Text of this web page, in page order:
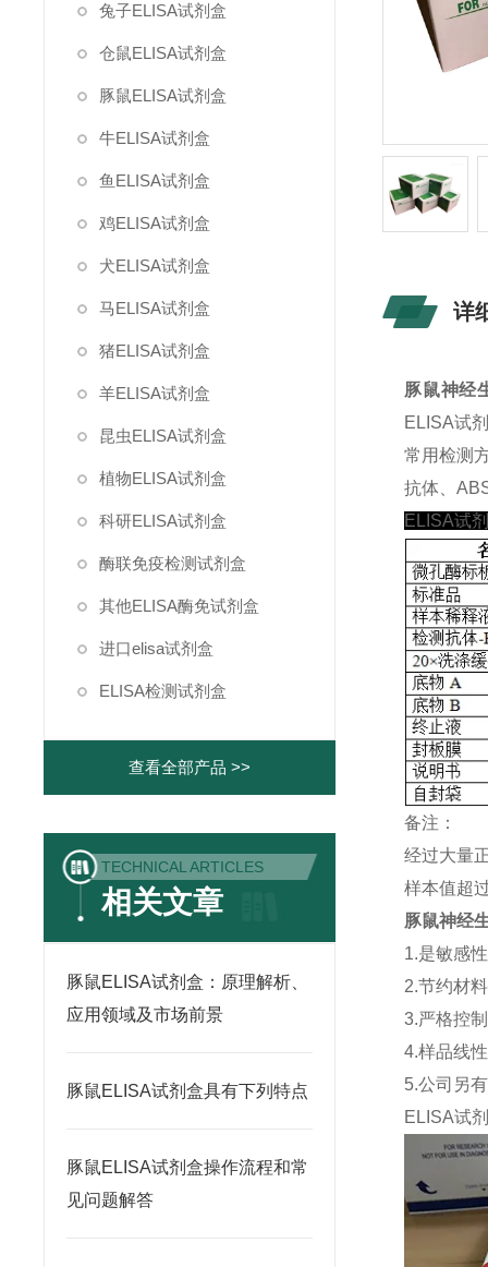
兔子ELISA试剂盒
仓鼠ELISA试剂盒
豚鼠ELISA试剂盒
牛ELISA试剂盒
鱼ELISA试剂盒
鸡ELISA试剂盒
犬ELISA试剂盒
马ELISA试剂盒
猪ELISA试剂盒
羊ELISA试剂盒
昆虫ELISA试剂盒
植物ELISA试剂盒
科研ELISA试剂盒
酶联免疫检测试剂盒
其他ELISA酶免试剂盒
进口elisa试剂盒
ELISA检测试剂盒
查看全部产品 >>
TECHNICAL ARTICLES
相关文章
豚鼠ELISA试剂盒：原理解析、
应用领域及市场前景
豚鼠ELISA试剂盒具有下列特点
豚鼠ELISA试剂盒操作流程和常
见问题解答
详
豚鼠神经
ELISA试
常用检测
抗体、
ELISA试
备注：
经过大量
样本值超
豚鼠神经
1.是敏感
2.节约材
3.严格控
4.样品线
5.公司另
ELISA试